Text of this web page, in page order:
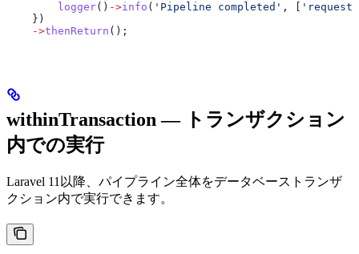
        logger
() ->info ( 'Pipeline completed' , [
'request'
    })
    ->
thenReturn ();
withinTransaction — トランザクション
内での実行
Laravel 11以降、パイプライン全体をデータベーストランザ
クション内で実行できます。